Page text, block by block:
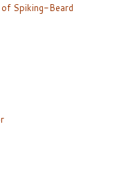
of Spiking-Beard